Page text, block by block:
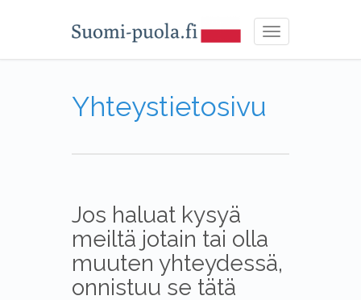
Toggle
navigation
Yhteystietosivu
Jos haluat kysyä
meiltä jotain tai olla
muuten yhteydessä,
onnistuu se tätä